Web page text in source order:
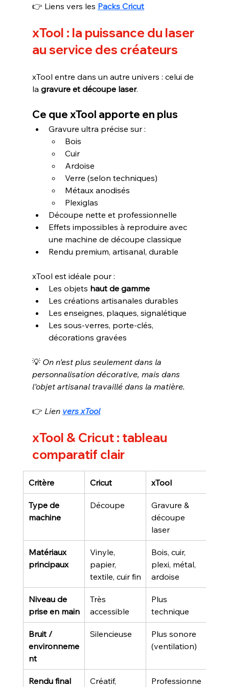
👉 Liens vers les Packs Cricut
xTool : la puissance du laser
au service des créateurs
xTool entre dans un autre univers : celui de
la gravure et découpe laser.
Ce que xTool apporte en plus
Gravure ultra précise sur :
Bois
Cuir
Ardoise
Verre (selon techniques)
Métaux anodisés
Plexiglas
Découpe nette et professionnelle
Effets impossibles à reproduire avec
une machine de découpe classique
Rendu premium, artisanal, durable
xTool est idéale pour :
Les objets haut de gamme
Les créations artisanales durables
Les enseignes, plaques, signalétique
Les sous-verres, porte-clés,
décorations gravées
💡 On n’est plus seulement dans la
personnalisation décorative, mais dans
l’objet artisanal travaillé dans la matière.
👉 Lien vers xTool
xTool & Cricut : tableau
comparatif clair
Critère Cricut xTool
Type de
machine
Découpe
Gravure &
découpe
laser
Matériaux
principaux
Vinyle,
papier,
textile, cuir fin
Bois, cuir,
plexi, métal,
ardoise
Niveau de
prise en main
Très
accessible
Plus
technique
Bruit /
environneme
nt
Silencieuse
Plus sonore
(ventilation)
Rendu final Créatif, Professionne